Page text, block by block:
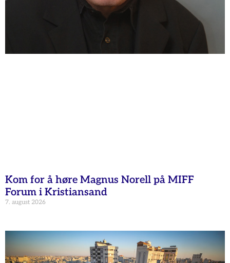
Kom for å høre Magnus Norell på MIFF
Forum i Kristiansand
7. august 2026